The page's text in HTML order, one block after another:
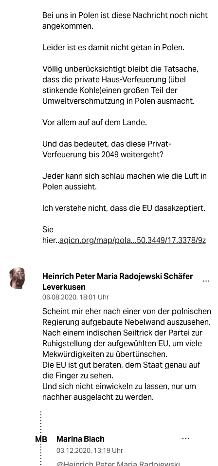
Bei uns in Polen ist diese Nachricht noch nicht
angekommen.
Leider ist es damit nicht getan in Polen.
Völlig unberücksichtigt bleibt die Tatsache,
dass die private Haus-Verfeuerung (übel
stinkende Kohle)einen großen Teil der
Umweltverschmutzung in Polen ausmacht.
Vor allem auf auf dem Lande.
Und das bedeutet, das diese Privat-
Verfeuerung bis 2049 weitergeht?
Jeder kann sich schlau machen wie die Luft in
Polen aussieht.
Ich verstehe nicht, dass die EU dasakzeptiert.
Sie
hier..aqicn.org/map/pola...50.3449/17.3378/9z
Heinrich Peter Maria Radojewski Schäfer
Leverkusen
06.08.2020, 18:01 Uhr
Scheint mir eher nach einer von der polnischen
Regierung aufgebaute Nebelwand auszusehen.
Nach einem indischen Seiltrick der Partei zur
Ruhigstellung der aufgewühlten EU, um viele
Mekwürdigkeiten zu übertünschen.
Die EU ist gut beraten, dem Staat genau auf
die Finger zu sehen.
Und sich nicht einwickeln zu lassen, nur um
nachher ausgelacht zu werden.
MB Marina Blach
03.12.2020, 13:19 Uhr